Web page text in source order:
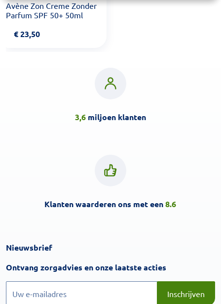
Avène Zon Creme Zonder
Parfum SPF 50+ 50ml
€23,50
3,6miljoen klanten
Klanten waarderen ons met een8.6
Nieuwsbrief
Ontvang zorgadvies en onze laatste acties
Inschrijven